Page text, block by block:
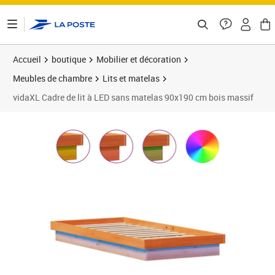
Accueil boutique
Mobilier et décoration
Meubles de chambre
Lits et matelas
vidaXL Cadre de lit à LED sans matelas 90x190 cm bois massif